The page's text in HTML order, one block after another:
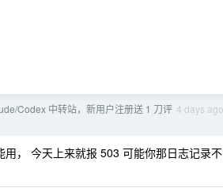
4 days ago
Codex 中转站，新用户注册送 1 刀评
， 今天上来就报 503 可能你那日志记录不